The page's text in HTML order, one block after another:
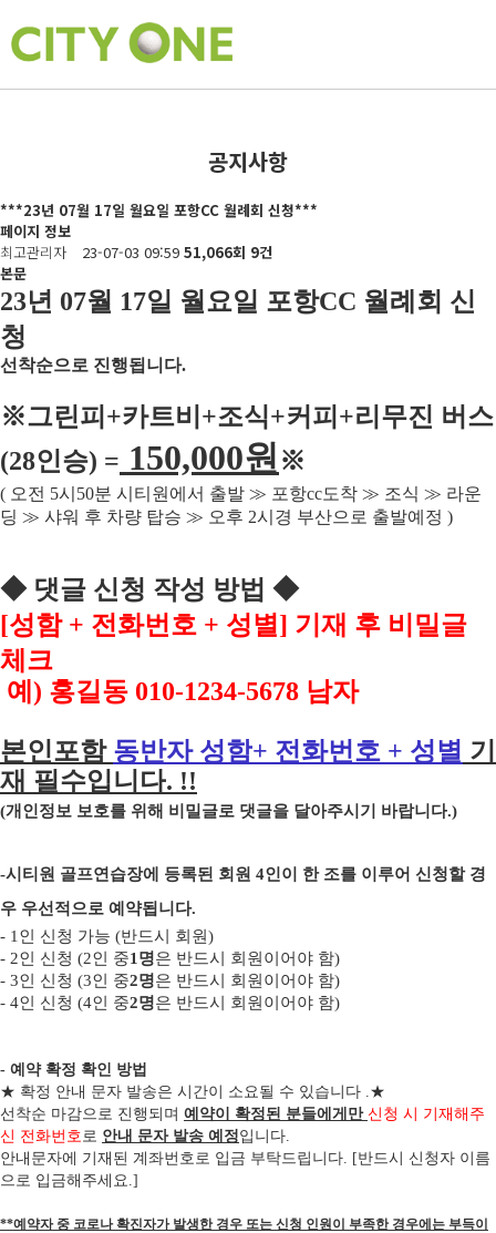
공지사항
***23년 07월 17일 월요일 포항CC 월례회 신청***
페이지 정보
최고관리자
23-07-03 09:59 51,066회 9건
본문
23년 07월 17일 월요일 포항CC 월례회 신
청
선착순으로 진행됩니다.
※그린피 +카트비 +조식+커피+리무진 버스
(28인승) = 150,000원 ※
( 오전 5시 50분 시티원에서 출발 ≫ 포항cc도착 ≫ 조식 ≫ 라운
딩 ≫ 샤워 후 차량 탑승 ≫ 오후 2시경 부산으로 출발예정 )
◆ 댓글 신청 작성 방법 ◆
[성함 + 전화번호 + 성별 ] 기재 후 비밀글
체크
예 ) 홍길동 010-1234-5678 남자
본인포함 동반자 성함+ 전화번호 + 성별 기
재 필수입니다. !!
(개인정보 보호를 위해 비밀글로 댓글을 달아주시기 바랍니다.)
-시티원 골프연습장에 등록된 회원 4인이 한 조를 이루어 신청할 경
우 우선적으로 예약됩니다.
- 1 인 신청 가능 (반드시 회원)
- 2인 신청 (2인 중1 명은 반드시 회원이어야 함)
- 3인 신청 (3인 중2명은 반드시 회원이어야 함)
- 4인 신청 (4인 중2명은 반드시 회원이어야 함)
- 예약 확정 확인 방법
★ 확정 안내 문자 발송은 시간이 소요될 수 있습니다 .★
선착순 마감으로 진행되며 예약이 확정된 분들에게만 신청 시 기재해주
신 전화번호로 안내 문자 발송 예정입니다.
안내문자에 기재된 계좌번호로 입금 부탁드립니다. [반드시 신청자 이름
으로 입금해주세요.]
**예약자 중 코로나 확진자가 발생한 경우 또는 신청 인원이 부족한 경우에는 부득이